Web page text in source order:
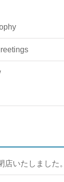
店いたしました。